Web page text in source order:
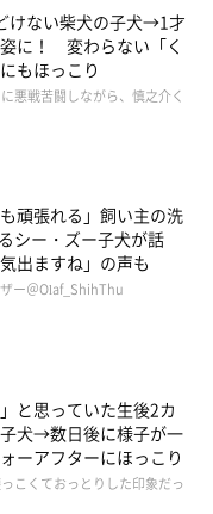
けない柴犬の子犬→1才
に！ 変わらない「く
もほっこり
悪戦苦闘しながら、慎之介く
も頑張れる」飼い主の洗
シー・ズー子犬が話
出ますね」の声も
ー＠Olaf_ShihThu
と思っていた生後2カ
犬→数日後に様子が一
ーアフターにほっこり
こくておっとりした印象だっ